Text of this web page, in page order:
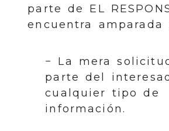
parte de EL
encuentra amparada
− La mera
parte del
cualquier tipo de
información.